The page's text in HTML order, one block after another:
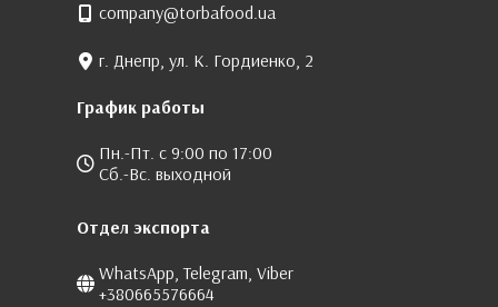
company@torbafood.ua
г. Днепр, ул. К. Гордиенко, 2
График работы
Пн.-Пт. с 9:00 по 17:00
Сб.-Вс. выходной
Отдел экспорта
WhatsApp, Telegram, Viber
+380665576664